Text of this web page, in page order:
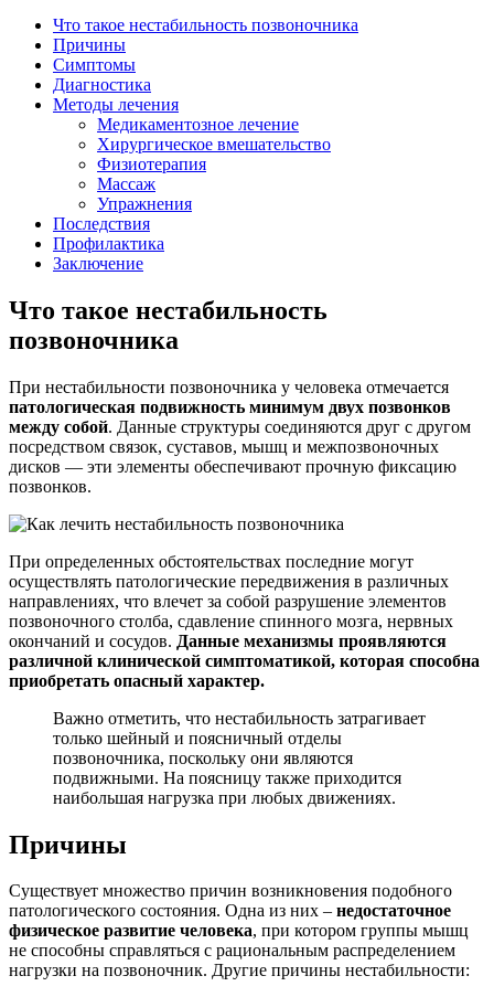
Что такое нестабильность позвоночника
Причины
Симптомы
Диагностика
Методы лечения
Медикаментозное лечение
Хирургическое вмешательство
Физиотерапия
Массаж
Упражнения
Последствия
Профилактика
Заключение
Что такое нестабильность
позвоночника
При нестабильности позвоночника у человека отмечается
патологическая подвижность минимум двух позвонков
между собой. Данные структуры соединяются друг с другом
посредством связок, суставов, мышц и межпозвоночных
дисков — эти элементы обеспечивают прочную фиксацию
позвонков.
При определенных обстоятельствах последние могут
осуществлять патологические передвижения в различных
направлениях, что влечет за собой разрушение элементов
позвоночного столба, сдавление спинного мозга, нервных
окончаний и сосудов. Данные механизмы проявляются
различной клинической симптоматикой, которая способна
приобретать опасный характер.
Важно отметить, что нестабильность затрагивает
только шейный и поясничный отделы
позвоночника, поскольку они являются
подвижными. На поясницу также приходится
наибольшая нагрузка при любых движениях.
Причины
Существует множество причин возникновения подобного
патологического состояния. Одна из них – недостаточное
физическое развитие человека, при котором группы мышц
не способны справляться с рациональным распределением
нагрузки на позвоночник. Другие причины нестабильности: